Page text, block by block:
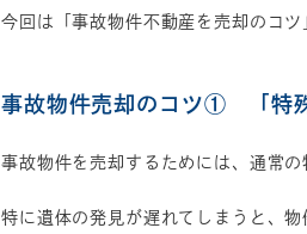
今回は「事故物件不動産を売却のコツ
事故物件売却のコツ① 「特
事故物件を売却するためには、通常
特に遺体の発見が遅れてしまうと、